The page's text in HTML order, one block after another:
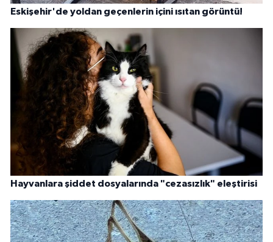
Eskişehir'de yoldan geçenlerin içini ısıtan görüntü!
Hayvanlara şiddet dosyalarında "cezasızlık" eleştirisi